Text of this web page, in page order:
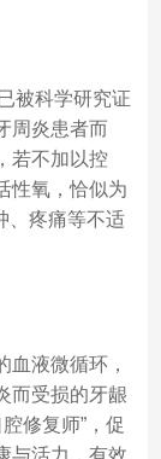
被科学研究证
周炎患者而
若不加以控
性氧，恰似为
、疼痛等不适
液微循环，
而受损的牙龈
修复师”，促